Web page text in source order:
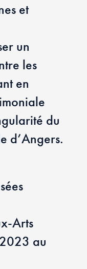
et
un
les
en
du
d’Angers.
Arts
au